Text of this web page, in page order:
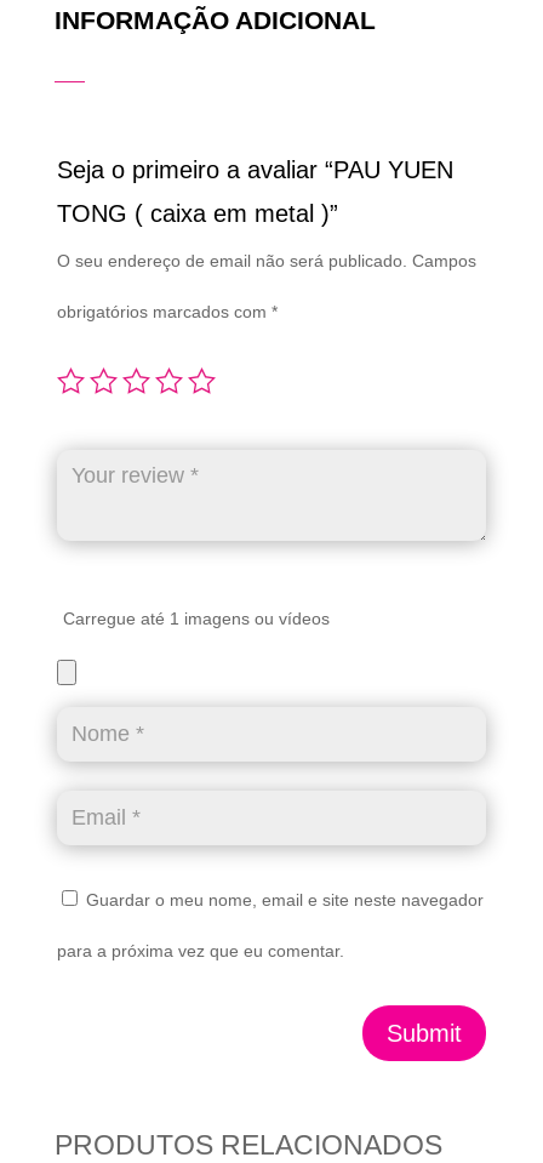
INFORMAÇÃO ADICIONAL
Seja o primeiro a avaliar “PAU YUEN
TONG ( caixa em metal )”
O seu endereço de email não será publicado. Campos
obrigatórios marcados com *
Carregue até 1 imagens ou vídeos
Guardar o meu nome, email e site neste navegador
para a próxima vez que eu comentar.
Submit
PRODUTOS RELACIONADOS